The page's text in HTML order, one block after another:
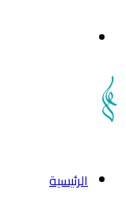
الرئیسیة